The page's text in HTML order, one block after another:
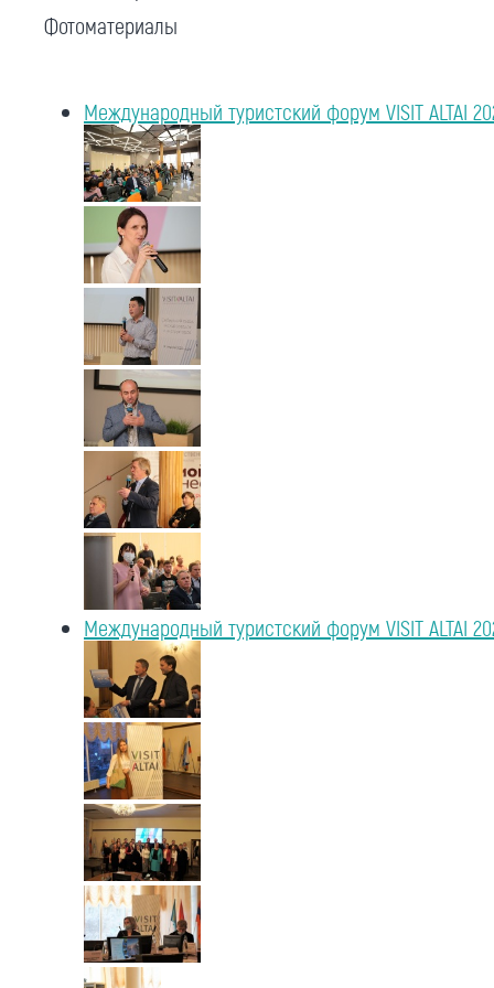
Фотоматериалы
Международный туристский форум VISIT ALTAI
Международный туристский форум VISIT ALTAI